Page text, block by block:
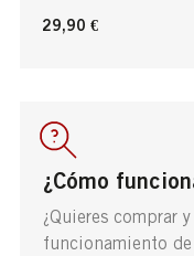
29,90 €
¿Cómo
¿Quieres comprar
funcionamiento de